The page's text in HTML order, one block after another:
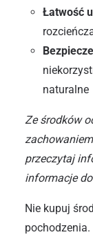
Łatwość
naturalne
Ze środków
przeczytaj
informacje
Nie kupuj